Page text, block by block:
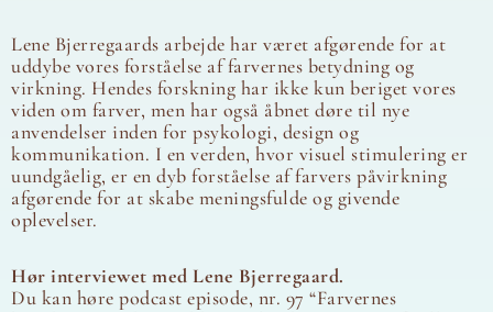
Lene Bjerregaards arbejde har været afgørende for at
uddybe vores forståelse af farvernes betydning og
virkning. Hendes forskning har ikke kun beriget vores
viden om farver, men har også åbnet døre til nye
anvendelser inden for psykologi, design og
kommunikation. I en verden, hvor visuel stimulering er
uundgåelig, er en dyb forståelse af farvers påvirkning
afgørende for at skabe meningsfulde og givende
oplevelser.
Hør interviewet med Lene Bjerregaard.
Du kan høre podcast episode, nr. 97 “Farvernes